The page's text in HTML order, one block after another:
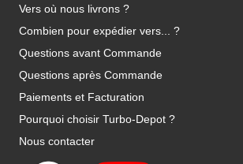
Vers où nous livrons ?
Combien pour expédier vers... ?
Questions avant Commande
Questions après Commande
Paiements et Facturation
Pourquoi choisir Turbo-Depot ?
Nous contacter